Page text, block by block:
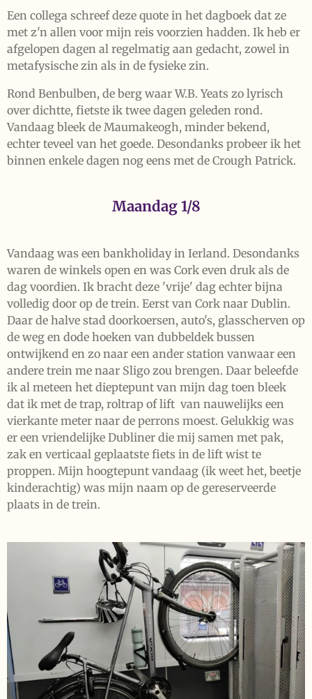
Een collega schreef deze quote in het dagboek dat ze
met z'n allen voor mijn reis voorzien hadden. Ik heb er
afgelopen dagen al regelmatig aan gedacht, zowel in
metafysische zin als in de fysieke zin.
Rond Benbulben, de berg waar W.B. Yeats zo lyrisch
over dichtte, fietste ik twee dagen geleden rond.
Vandaag bleek de Maumakeogh, minder bekend,
echter teveel van het goede. Desondanks probeer ik het
binnen enkele dagen nog eens met de Crough Patrick.
Maandag 1/8
Vandaag was een bankholiday in Ierland. Desondanks
waren de winkels open en was Cork even druk als de
dag voordien. Ik bracht deze 'vrije' dag echter bijna
volledig door op de trein. Eerst van Cork naar Dublin.
Daar de halve stad doorkoersen, auto's, glasscherven op
de weg en dode hoeken van dubbeldek bussen
ontwijkend en zo naar een ander station vanwaar een
andere trein me naar Sligo zou brengen. Daar beleefde
ik al meteen het dieptepunt van mijn dag toen bleek
dat ik met de trap, roltrap of lift van nauwelijks een
vierkante meter naar de perrons moest. Gelukkig was
er een vriendelijke Dubliner die mij samen met pak,
zak en verticaal geplaatste fiets in de lift wist te
proppen. Mijn hoogtepunt vandaag (ik weet het, beetje
kinderachtig) was mijn naam op de gereserveerde
plaats in de trein.